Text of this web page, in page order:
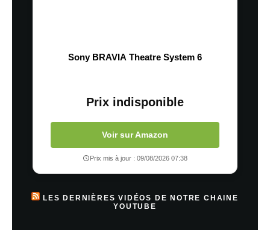
Sony BRAVIA Theatre System 6
Prix indisponible
Voir sur Amazon
Prix mis à jour : 09/08/2026 07:38
LES DERNIÈRES VIDÉOS DE NOTRE CHAINE
YOUTUBE